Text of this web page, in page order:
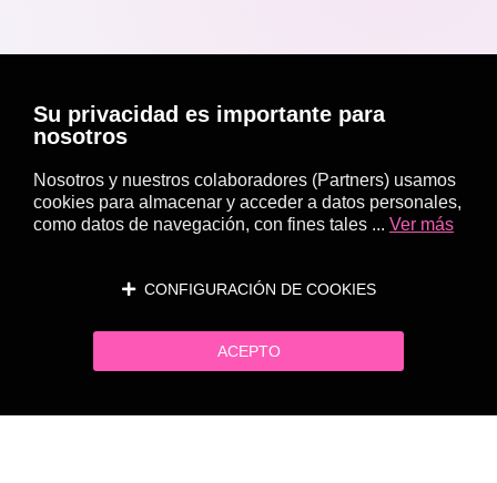
Su privacidad es importante para
nosotros
Nosotros y nuestros colaboradores (Partners) usamos
cookies para almacenar y acceder a datos personales,
como datos de navegación, con fines tales ... Ver más
CONFIGURACIÓN DE COOKIES
ACEPTO